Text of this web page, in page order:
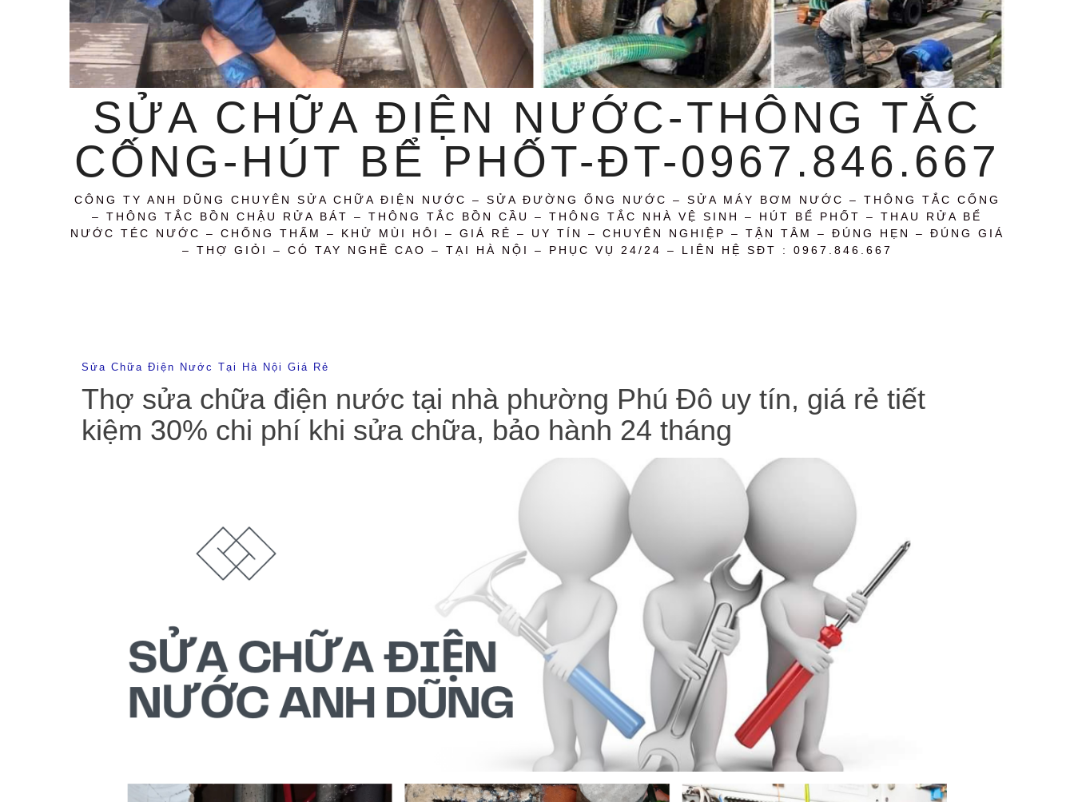
SỬA CHỮA ĐIỆN NƯỚC-THÔNG TẮC
CỐNG-HÚT BỂ PHỐT-ĐT-0967.846.667
CÔNG TY ANH DŨNG CHUYÊN SỬA CHỮA ĐIỆN NƯỚC – SỬA ĐƯỜNG ỐNG NƯỚC – SỬA MÁY BƠM NƯỚC – THÔNG TẮC CỐNG
– THÔNG TẮC BỒN CHẬU RỬA BÁT – THÔNG TẮC BỒN CẦU – THÔNG TẮC NHÀ VỆ SINH – HÚT BỂ PHỐT – THAU RỬA BỂ
NƯỚC TÉC NƯỚC – CHỐNG THẤM – KHỬ MÙI HÔI – GIÁ RẺ – UY TÍN – CHUYÊN NGHIỆP – TẬN TÂM – ĐÚNG HẸN – ĐÚNG GIÁ
– THỢ GIỎI – CÓ TAY NGHỀ CAO – TẠI HÀ NỘI – PHỤC VỤ 24/24 – LIÊN HỆ SĐT : 0967.846.667
Sửa Chữa Điện Nước Tại Hà Nội Giá Rẻ
Thợ sửa chữa điện nước tại nhà phường Phú Đô uy tín, giá rẻ tiết
kiệm 30% chi phí khi sửa chữa, bảo hành 24 tháng